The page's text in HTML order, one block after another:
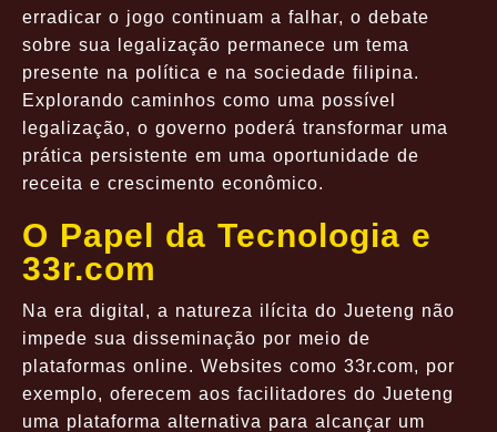
erradicar o jogo continuam a falhar, o debate
sobre sua legalização permanece um tema
presente na política e na sociedade filipina.
Explorando caminhos como uma possível
legalização, o governo poderá transformar uma
prática persistente em uma oportunidade de
receita e crescimento econômico.
O Papel da Tecnologia e
33r.com
Na era digital, a natureza ilícita do Jueteng não
impede sua disseminação por meio de
plataformas online. Websites como 33r.com, por
exemplo, oferecem aos facilitadores do Jueteng
uma plataforma alternativa para alcançar um